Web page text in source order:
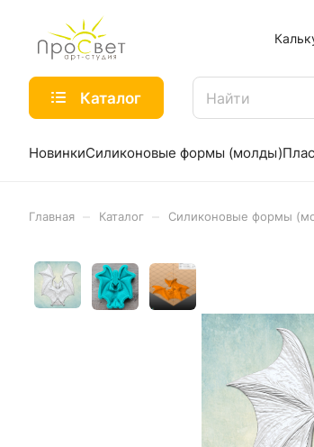
Каталог
НовинкиСиликоновые формы (молды)
Главная Каталог Силиконовые формы